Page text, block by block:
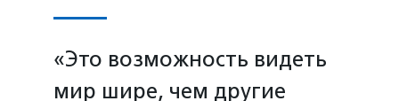
«Это возможность видеть
мир шире, чем другие